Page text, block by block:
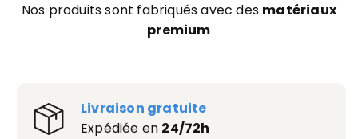
Nos produits sont fabriqués avec des matériaux
premium
Livraison gratuite
Expédiée en 24/72h